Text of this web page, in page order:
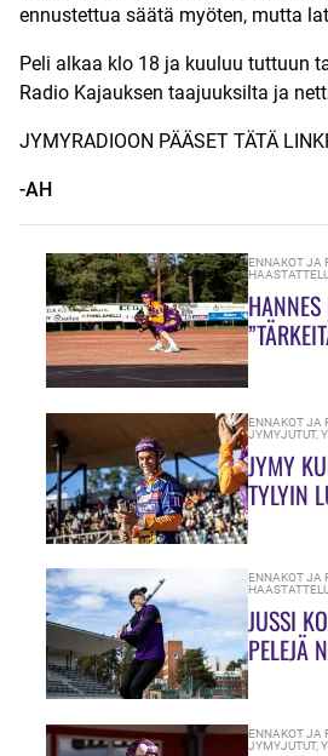
ennustettua säätä myöten, mutta
Peli alkaa klo 18 ja kuuluu tuttuun
Radio Kajauksen taajuuksilta ja
JYMYRADIOON PÄÄSET TÄTÄ
-AH
ENNAKOT JA
ENNAKOT JA
JYMYJUTUT,
JYMY
TYLYIN
ENNAKOT JA
JUSSI
PELEJÄ
ENNAKOT JA
JYMYJUTUT,